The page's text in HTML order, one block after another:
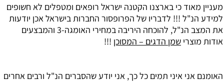
מעניין מאוד כי בארצנו הקטנה ישראל רופאים ומטפלים לא חשופים
למידע הנ"ל !!! לדבריו של הפרופסור החברות בישראל אכן יודעות
את המצב הנ"ל, להוכחה היריבה במחירי האומגה-3 והמבצעים
אודות מוצרי שמן הדגים – המסוכן !!!
האומנם אני איני תמים כל כך, אני יודע שהסברים הנ"ל ורבים אחרים